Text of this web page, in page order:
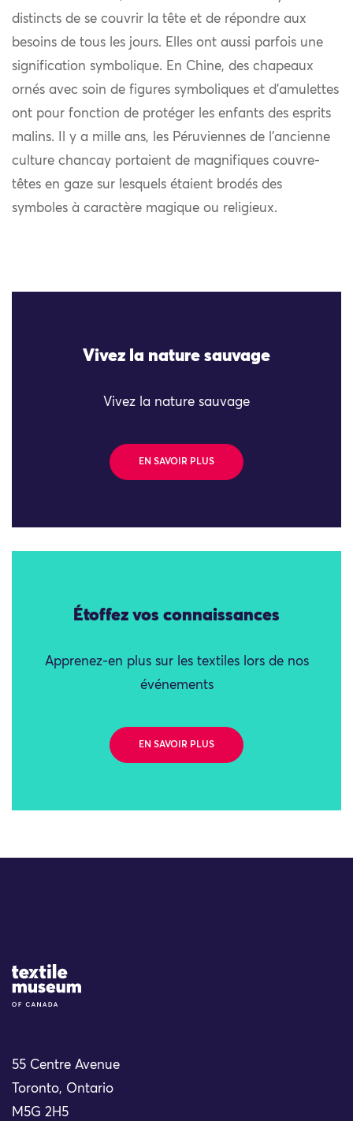
distincts de se couvrir la tête et de répondre aux
besoins de tous les jours. Elles ont aussi parfois une
signification symbolique. En Chine, des chapeaux
ornés avec soin de figures symboliques et d’amulettes
ont pour fonction de protéger les enfants des esprits
malins. Il y a mille ans, les Péruviennes de l’ancienne
culture chancay portaient de magnifiques couvre-
têtes en gaze sur lesquels étaient brodés des
symboles à caractère magique ou religieux.
Vivez la nature sauvage
Vivez la nature sauvage
EN SAVOIR PLUS
Étoffez vos connaissances
Apprenez-en plus sur les textiles lors de nos
événements
EN SAVOIR PLUS
Site Logo
55 Centre Avenue
Toronto, Ontario
M5G 2H5